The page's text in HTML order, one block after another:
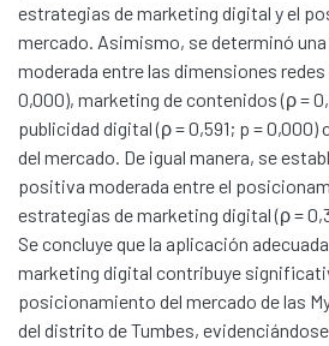
estrategias de marketing digital y el
mercado. Asimismo, se determinó
moderada entre las dimensiones
0,000), marketing de contenidos (ρ =
publicidad digital (ρ = 0,591; p =
del mercado. De igual manera, se
positiva moderada entre el
estrategias de marketing digital (ρ =
Se concluye que la aplicación
marketing digital contribuye
posicionamiento del mercado de las
del distrito de Tumbes,